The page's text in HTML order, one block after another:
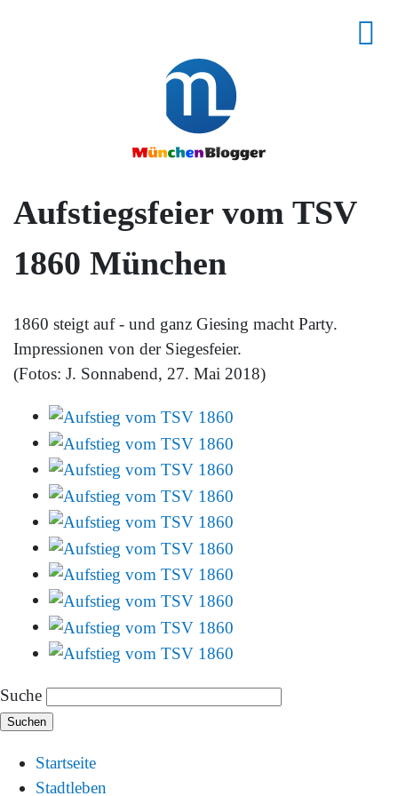
Aufstiegsfeier vom TSV
1860 München
1860 steigt auf - und ganz Giesing macht Party.
Impressionen von der Siegesfeier.
(Fotos: J. Sonnabend, 27. Mai 2018)
Suche
Startseite
Stadtleben